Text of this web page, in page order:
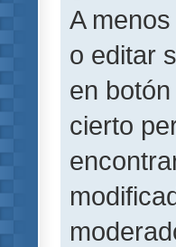
A
o editar
en botón
cierto